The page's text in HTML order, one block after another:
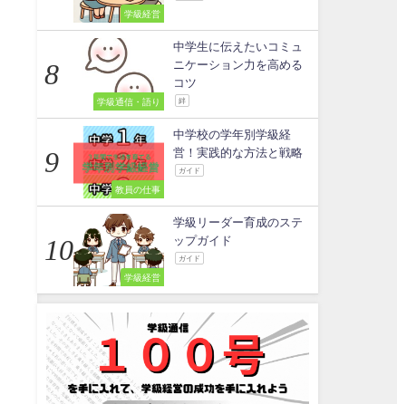
学級経営
学級通信・語り
中学生に伝えたいコミュ
ニケーション力を高める
コツ
絆
教員の仕事
中学校の学年別学級経
営！実践的な方法と戦略
ガイド
学級経営
学級リーダー育成のステ
ップガイド
ガイド